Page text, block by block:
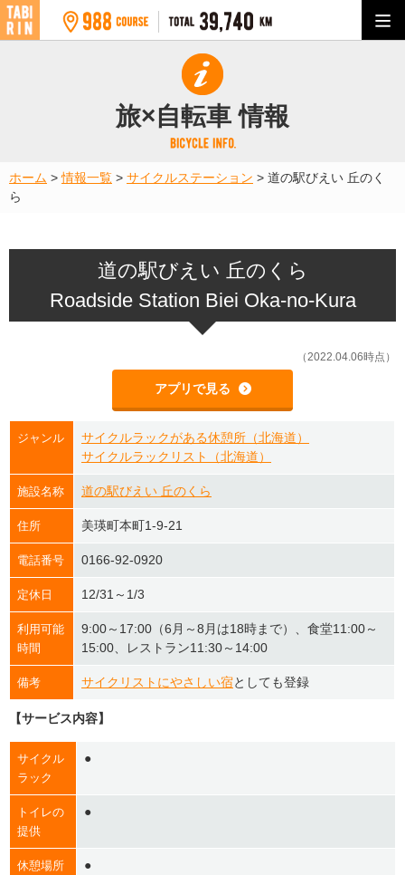
旅×自転車 情報
ホーム >情報一覧 > サイクルステーション > 道の駅びえい 丘のく
ら
道の駅びえい 丘のくら
Roadside Station Biei Oka-no-Kura
（2022.04.06時点）
アプリで見る
ジャンル
サイクルラックがある休憩所（北海道）
サイクルラックリスト（北海道）
施設名称 道の駅びえい 丘のくら
住所 美瑛町本町1-9-21
電話番号 0166-92-0920
定休日 12/31～1/3
利用可能
時間
9:00～17:00（6月～8月は18時まで）、食堂11:00～
15:00、レストラン11:30～14:00
備考 サイクリストにやさしい宿としても登録
【サービス内容】
サイクル
ラック
●
トイレの
提供
●
休憩場所
●